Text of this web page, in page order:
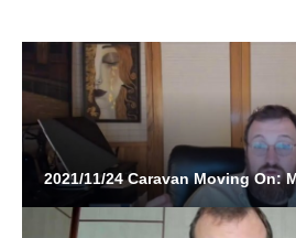
2021/11/24 Caravan Moving On: